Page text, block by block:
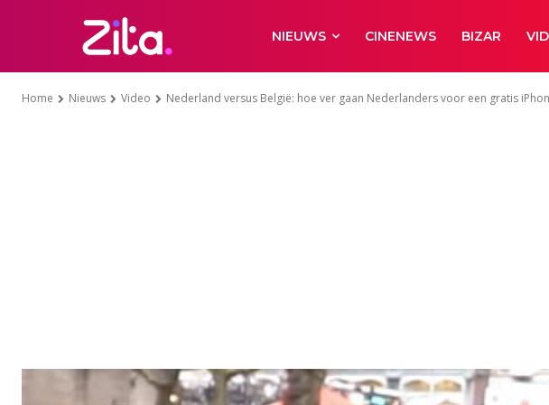
NIEUWS CINENEWS BIZAR
Home Nieuws Video Nederland versus België: hoe ver gaan Nederlanders voor een gratis